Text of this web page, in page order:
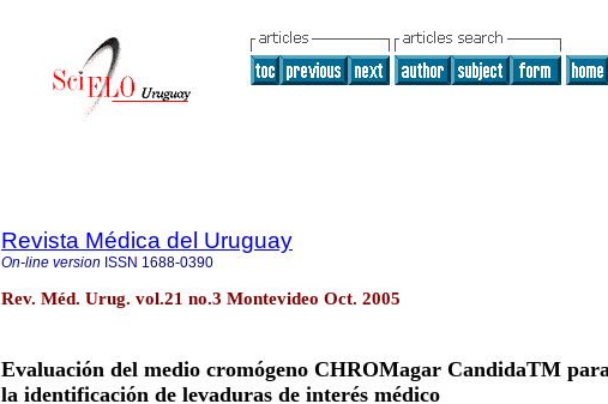
Revista Médica del Uruguay
On-line version ISSN 1688-0390
Rev. Méd. Urug. vol.21 no.3 Montevideo Oct. 2005
Evaluación del medio cromógeno CHROMagar CandidaTM
la identificación de levaduras de interés médico